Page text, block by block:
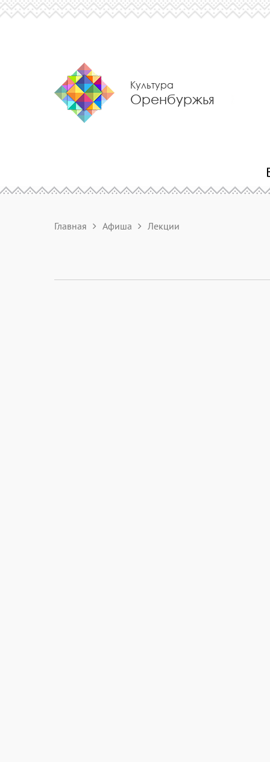
Культура
Оренбуржья
Главная Афиша Лекции